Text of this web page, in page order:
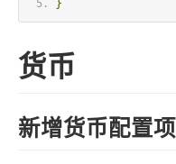
货币
新增货币配置项